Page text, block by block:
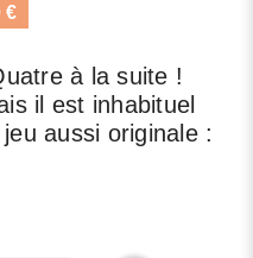
€
à la suite !
il est inhabituel
aussi originale :